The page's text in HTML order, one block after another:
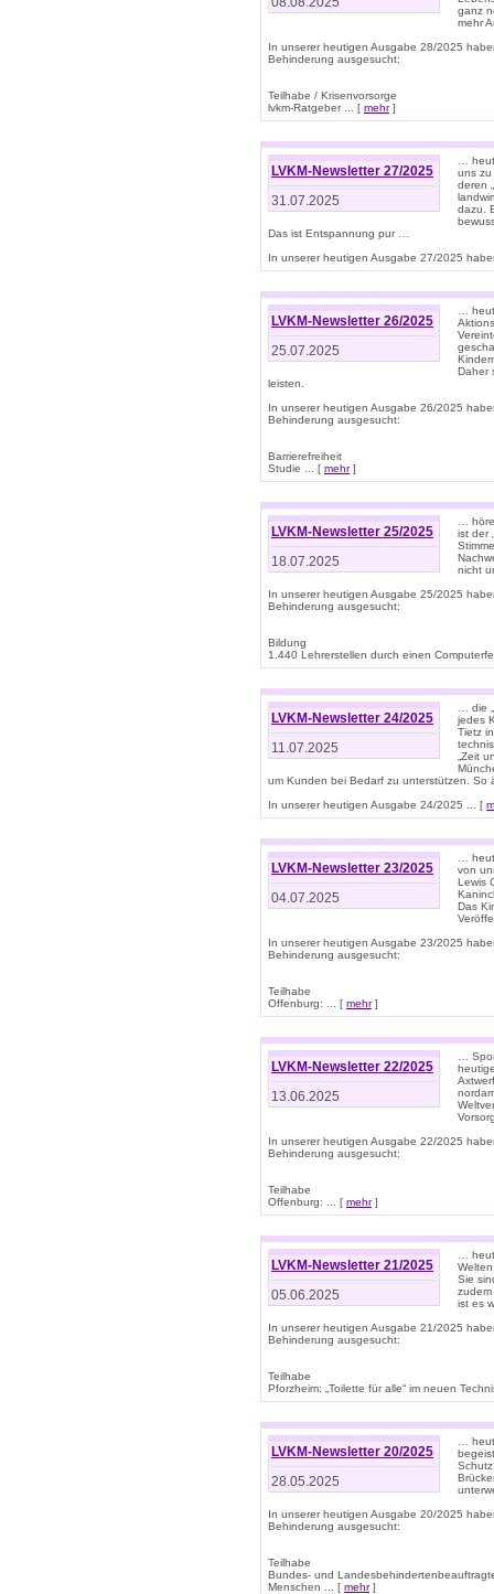
ganz
mehr
In unserer heutigen Ausgabe 28/2025
Behinderung ausgesucht:
Teilhabe / Krisenvorsorge
lvkm-Ratgeber ... [ mehr]
LVKM-Newsletter 27/2025
31.07.2025
…
uns zu
deren
dazu.
Das ist Entspannung pur …
In unserer heutigen Ausgabe 27/2025
LVKM-Newsletter 26/2025
25.07.2025
…
Daher
leisten.
In unserer heutigen Ausgabe 26/2025
Behinderung ausgesucht:
Barrierefreiheit
Studie ... [ mehr]
LVKM-Newsletter 25/2025
18.07.2025
…
ist der
nicht
In unserer heutigen Ausgabe 25/2025
Behinderung ausgesucht:
Bildung
1.440 Lehrerstellen durch einen
LVKM-Newsletter 24/2025
11.07.2025
… die
jedes
Tietz
„Zeit
um Kunden bei Bedarf zu unterstützen.
In unserer heutigen Ausgabe 24/2025 ... [
LVKM-Newsletter 23/2025
04.07.2025
…
von
Lewis
Das
In unserer heutigen Ausgabe 23/2025
Behinderung ausgesucht:
Teilhabe
Offenburg: ... [ mehr]
LVKM-Newsletter 22/2025
13.06.2025
…
In unserer heutigen Ausgabe 22/2025
Behinderung ausgesucht:
Teilhabe
Offenburg: ... [ mehr]
LVKM-Newsletter 21/2025
05.06.2025
…
Sie
ist es
In unserer heutigen Ausgabe 21/2025
Behinderung ausgesucht:
Teilhabe
Pforzheim: „Toilette für alle“ im neuen
LVKM-Newsletter 20/2025
28.05.2025
…
In unserer heutigen Ausgabe 20/2025
Behinderung ausgesucht:
Teilhabe
Bundes- und
Menschen ... [ mehr]